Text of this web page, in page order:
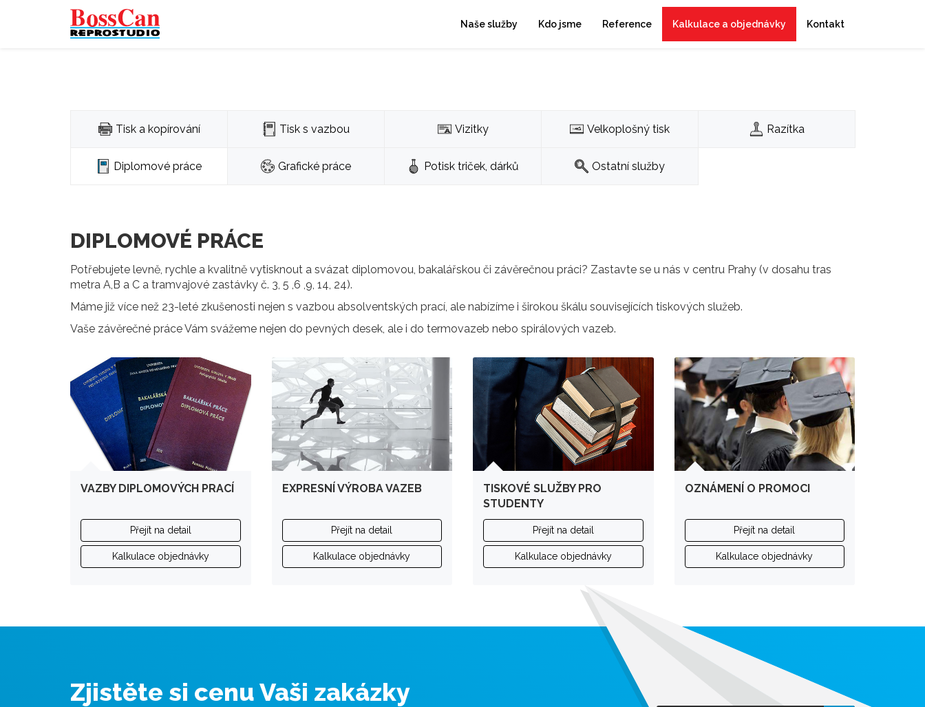
Naše služby Kdo jsme Reference Kalkulace a objednávky Kontakt
Tisk a kopírování Tisk s vazbou Vizitky Velkoplošný tisk Razítka
Diplomové práce Grafické práce Potisk triček, dárků Ostatní služby
DIPLOMOVÉ PRÁCE
Potřebujete levně, rychle a kvalitně vytisknout a svázat diplomovou, bakalářskou či závěrečnou práci? Zastavte se u nás v centru Prahy (v dosahu tras
metra A,B a C a tramvajové zastávky č. 3, 5 ,6 ,9, 14, 24).
Máme již více než 23-leté zkušenosti nejen s vazbou absolventských prací, ale nabízíme i širokou škálu souvisejících tiskových služeb.
Vaše závěrečné práce Vám svážeme nejen do pevných desek, ale i do termovazeb nebo spirálových vazeb.
VAZBY DIPLOMOVÝCH PRACÍ
Přejít na detail
Kalkulace objednávky
EXPRESNÍ VÝROBA VAZEB
Přejít na detail
Kalkulace objednávky
TISKOVÉ SLUŽBY PRO
STUDENTY
Přejít na detail
Kalkulace objednávky
OZNÁMENÍ O PROMOCI
Přejít na detail
Kalkulace objednávky
Zjistěte si cenu Vaši zakázky